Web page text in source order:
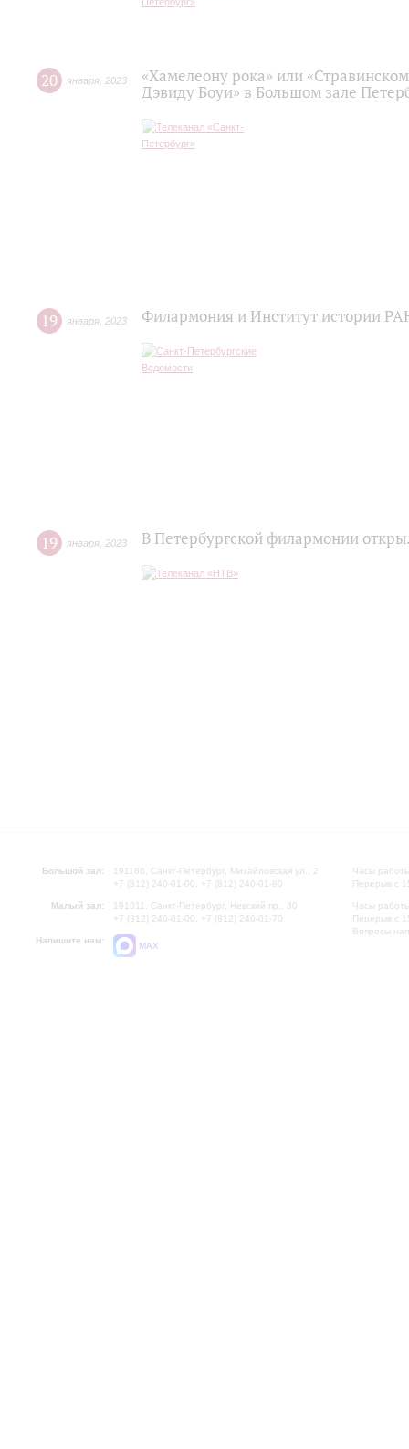
20 января 2023
«Хамелеону рока» или
Дэвиду Боуи» в Большом зале
19 января 2023 Филармония и Институт истории
19 января 2023 В Петербургской филармонии
Большой зал:
191186, Санкт-Петербург, Михайловская ул., 2
+7 (812) 240-01-00, +7 (812) 240-01-80
Малый зал:
191011, Санкт-Петербург, Невский пр., 30
+7 (812) 240-01-00, +7 (812) 240-01-70
Напишите нам:
MAX
Часы
Перерыв с
Часы
Перерыв с
Вопросы